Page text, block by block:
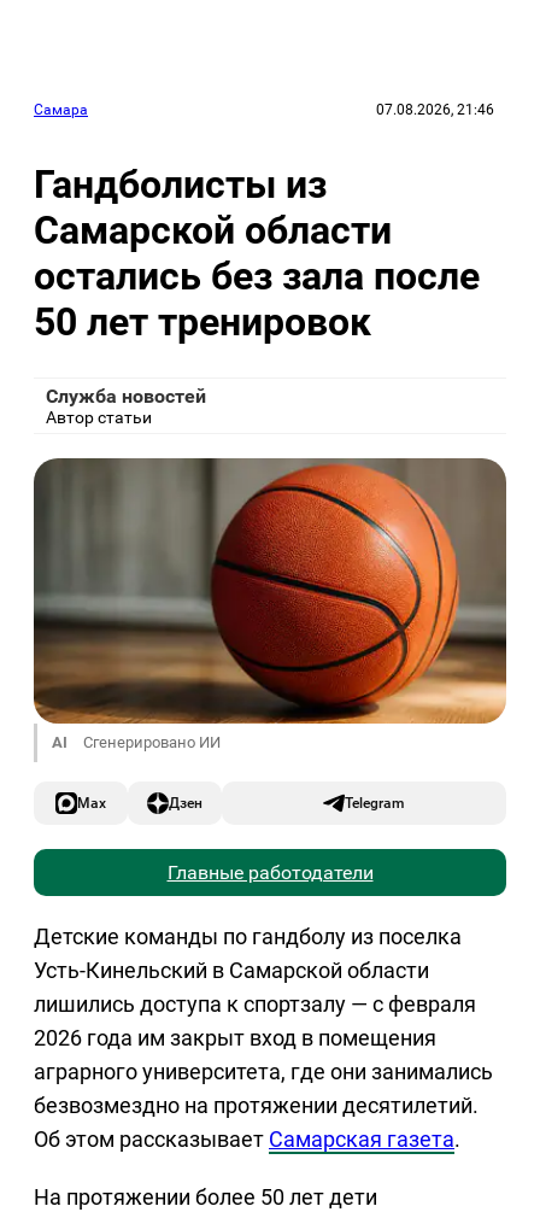
Самара 07.08.2026, 21:46
Гандболисты из
Самарской области
остались без зала после
50 лет тренировок
Служба новостей
Автор статьи
AI Сгенерировано ИИ
Max Дзен Telegram
Главные работодатели
Детские команды по гандболу из поселка
Усть-Кинельский в Самарской области
лишились доступа к спортзалу — с февраля
2026 года им закрыт вход в помещения
аграрного университета, где они занимались
безвозмездно на протяжении десятилетий.
Об этом рассказывает Самарская газета.
На протяжении более 50 лет дети